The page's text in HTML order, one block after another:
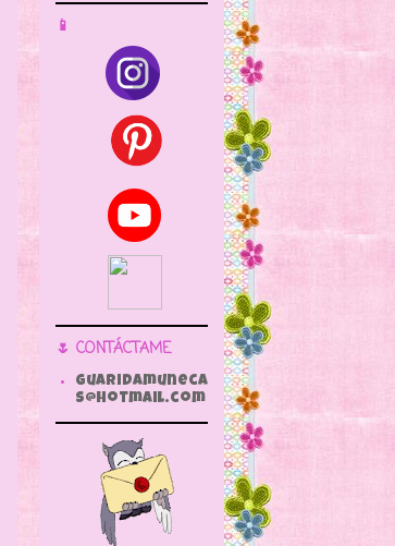
📱
🌷 CONTÁCTAME
guaridamuneca
s@hotmail.com